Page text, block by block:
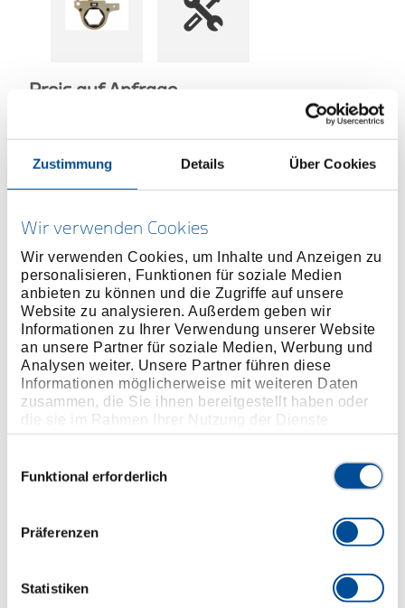
Zustimmung Details Über Cookies
Wir verwenden Cookies
Wir verwenden Cookies, um Inhalte und Anzeigen zu
personalisieren, Funktionen für soziale Medien
anbieten zu können und die Zugriffe auf unsere
Website zu analysieren. Außerdem geben wir
Informationen zu Ihrer Verwendung unserer Website
an unsere Partner für soziale Medien, Werbung und
Analysen weiter. Unsere Partner führen diese
Informationen möglicherweise mit weiteren Daten
zusammen, die Sie ihnen bereitgestellt haben oder
die sie im Rahmen Ihrer Nutzung der Dienste
gesammelt haben. Unsere vollständige
Funktional erforderlich
Präferenzen
Statistiken
Preis auf Anfrage
VERTRIEBSPARTNETR
MEHR INFORMATIONEN ÜBER
HOCHMOMENTWERKZEUGE
Produktlinie
Produktbeschreibung
Abmessungen und Gewichte
Lieferumfang